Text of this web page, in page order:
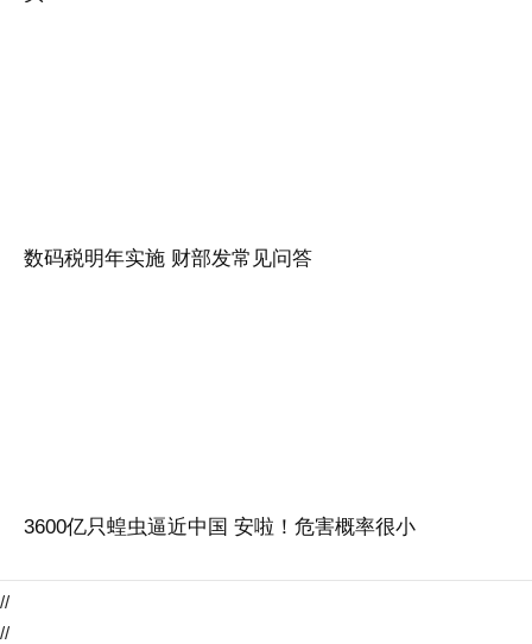
数码税明年实施 财部发常见问答
3600亿只蝗虫逼近中国 安啦！危害概率很小
//
//